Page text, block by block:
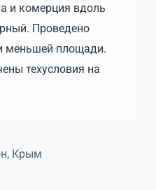
и комерция вдоль
Проведено
меньшей площади.
техусловия на
Крым